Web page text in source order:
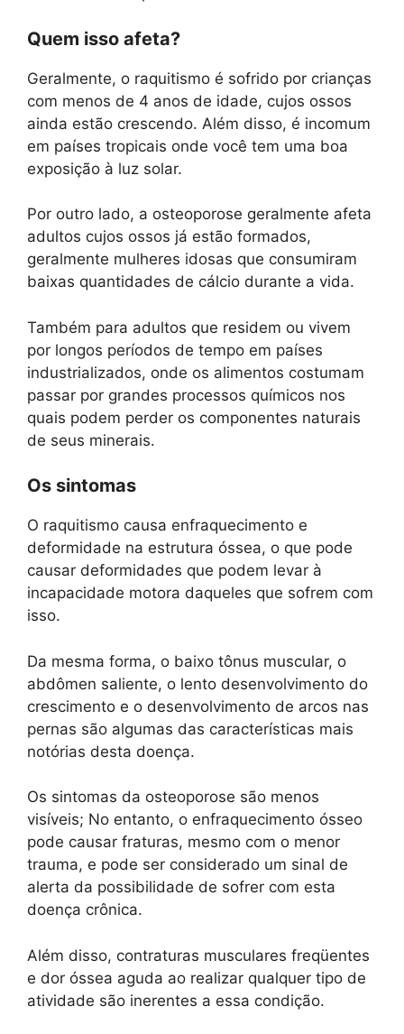
Quem isso afeta?
Geralmente, o raquitismo é sofrido por crianças
com menos de 4 anos de idade, cujos ossos
ainda estão crescendo. Além disso, é incomum
em países tropicais onde você tem uma boa
exposição à luz solar.
Por outro lado, a osteoporose geralmente afeta
adultos cujos ossos já estão formados,
geralmente mulheres idosas que consumiram
baixas quantidades de cálcio durante a vida.
Também para adultos que residem ou vivem
por longos períodos de tempo em países
industrializados, onde os alimentos costumam
passar por grandes processos químicos nos
quais podem perder os componentes naturais
de seus minerais.
Os sintomas
O raquitismo causa enfraquecimento e
deformidade na estrutura óssea, o que pode
causar deformidades que podem levar à
incapacidade motora daqueles que sofrem com
isso.
Da mesma forma, o baixo tônus ​​muscular, o
abdômen saliente, o lento desenvolvimento do
crescimento e o desenvolvimento de arcos nas
pernas são algumas das características mais
notórias desta doença.
Os sintomas da osteoporose são menos
visíveis; No entanto, o enfraquecimento ósseo
pode causar fraturas, mesmo com o menor
trauma, e pode ser considerado um sinal de
alerta da possibilidade de sofrer com esta
doença crônica.
Além disso, contraturas musculares freqüentes
e dor óssea aguda ao realizar qualquer tipo de
atividade são inerentes a essa condição.